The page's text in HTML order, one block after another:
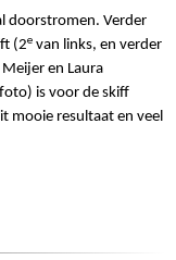
doorstromen. Verder
(2e van links, en verder
en Laura
is voor de skiff
mooie resultaat en veel